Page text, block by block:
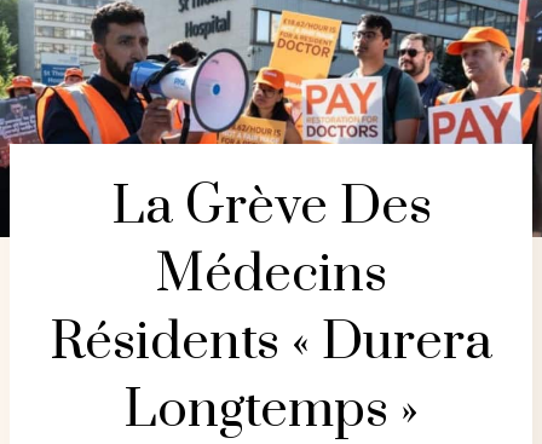
La Grève Des
Médecins
Résidents « Durera
Longtemps »